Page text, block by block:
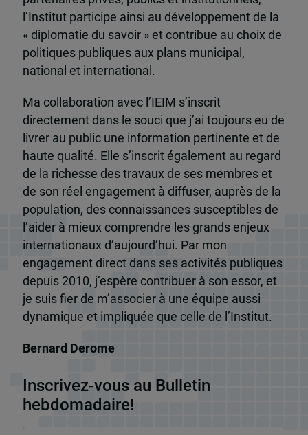
l’Institut participe ainsi au développement de la
« diplomatie du savoir » et contribue au choix de
politiques publiques aux plans municipal,
national et international.
Ma collaboration avec l’IEIM s’inscrit
directement dans le souci que j’ai toujours eu de
livrer au public une information pertinente et de
haute qualité. Elle s’inscrit également au regard
de la richesse des travaux de ses membres et
de son réel engagement à diffuser, auprès de la
population, des connaissances susceptibles de
l’aider à mieux comprendre les grands enjeux
internationaux d’aujourd’hui. Par mon
engagement direct dans ses activités publiques
depuis 2010, j’espère contribuer à son essor, et
je suis fier de m’associer à une équipe aussi
dynamique et impliquée que celle de l’Institut.
Bernard Derome
Inscrivez-vous au Bulletin
hebdomadaire!